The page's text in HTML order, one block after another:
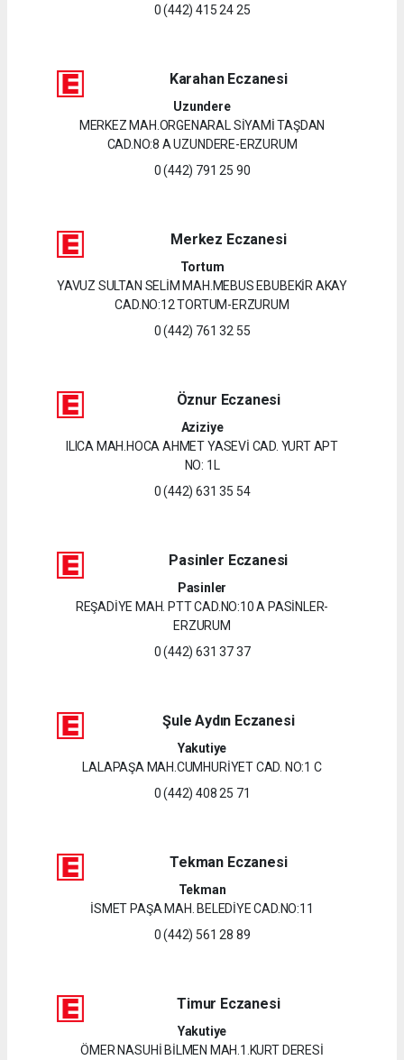
0 (442) 415 24 25
Karahan Eczanesi
Uzundere
MERKEZ MAH.ORGENARAL SİYAMİ TAŞDAN
CAD.NO:8 A UZUNDERE-ERZURUM
0 (442) 791 25 90
Merkez Eczanesi
Tortum
YAVUZ SULTAN SELİM MAH.MEBUS EBUBEKİR AKAY
CAD.NO:12 TORTUM-ERZURUM
0 (442) 761 32 55
Öznur Eczanesi
Aziziye
ILICA MAH.HOCA AHMET YASEVİ CAD. YURT APT
NO: 1L
0 (442) 631 35 54
Pasinler Eczanesi
Pasinler
REŞADİYE MAH. PTT CAD.NO:10 A PASİNLER-
ERZURUM
0 (442) 631 37 37
Şule Aydın Eczanesi
Yakutiye
LALAPAŞA MAH.CUMHURİYET CAD. NO:1 C
0 (442) 408 25 71
Tekman Eczanesi
Tekman
İSMET PAŞA MAH. BELEDİYE CAD.NO:11
0 (442) 561 28 89
Timur Eczanesi
Yakutiye
ÖMER NASUHİ BİLMEN MAH.1.KURT DERESİ